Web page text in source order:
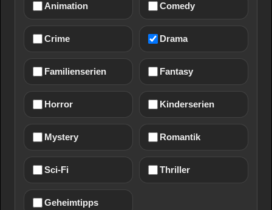
Animation Comedy
Crime Drama
Familienserien Fantasy
Horror Kinderserien
Mystery Romantik
Sci-Fi Thriller
Geheimtipps